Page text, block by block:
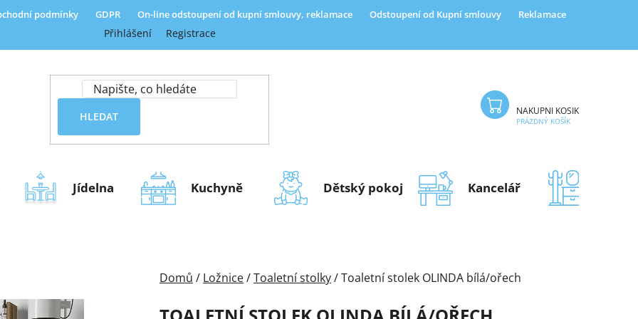
podmínky GDPR On-line odstoupení od kupní smlouvy, reklamace Odstoupení od Kupní smlouvy Reklamace
Přihlášení Registrace
HLEDAT NÁKUPNÍ KOŠÍK
PRÁZDNÝ KOŠÍK
Jídelna Kuchyně Dětský pokoj Kancelář
Domů / Ložnice/Toaletní stolky/Toaletní stolek OLINDA bílá/ořech